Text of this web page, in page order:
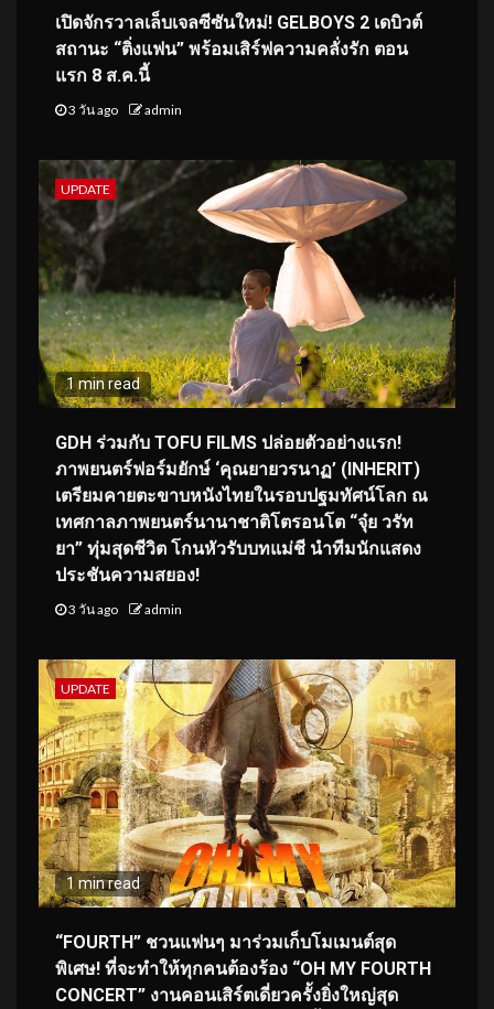
เปิดจักรวาลเล็บเจลซีซันใหม่! GELBOYS 2 เดบิวต์
สถานะ “ติ่งแฟน” พร้อมเสิร์ฟความคลั่งรัก ตอน
แรก 8 ส.ค.นี้
3 วัน ago admin
UPDATE
1 min read
GDH ร่วมกับ TOFU FILMS ปล่อยตัวอย่างแรก!
ภาพยนตร์ฟอร์มยักษ์ ‘คุณยายวรนาฏ’ (INHERIT)
เตรียมคายตะขาบหนังไทยในรอบปฐมทัศน์โลก ณ
เทศกาลภาพยนตร์นานาชาติโตรอนโต “จุ๋ย วรัท
ยา” ทุ่มสุดชีวิต โกนหัวรับบทแม่ชี นำทีมนักแสดง
ประชันความสยอง!
3 วัน ago admin
UPDATE
1 min read
“FOURTH” ชวนแฟนๆ มาร่วมเก็บโมเมนต์สุด
พิเศษ! ที่จะทำให้ทุกคนต้องร้อง “OH MY FOURTH
CONCERT” งานคอนเสิร์ตเดี่ยวครั้งยิ่งใหญ่สุด